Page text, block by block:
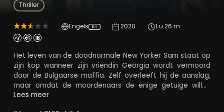
Thriller
Engels 5.1 2020 1 u 26 m
Het leven van de doodnormale New Yorker Sam staat op
zijn kop wanneer zijn vriendin Georgia wordt vermoord
door de Bulgaarse maffia. Zelf overleeft hij de aanslag,
maar omdat de moordenaars de enige getuige willen
uitschakelen, vlucht hij noodgedwongen naar Parijs. Drie
Lees meer